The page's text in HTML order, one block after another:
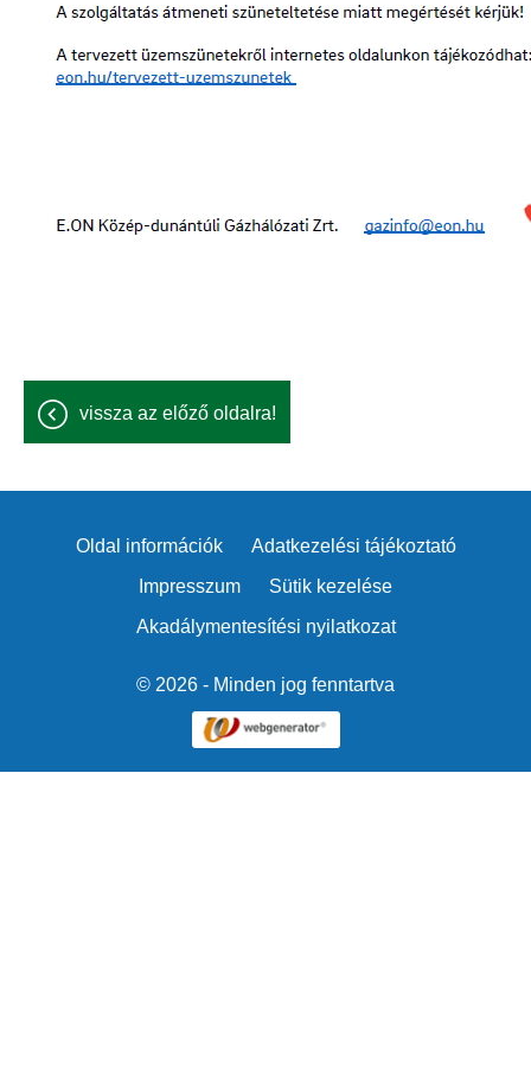
vissza az előző oldalra!
© 2026 - Minden jog fenntartva
Oldal információk
Adatkezelési tájékoztató
Impresszum
Sütik kezelése
Akadálymentesítési nyilatkozat